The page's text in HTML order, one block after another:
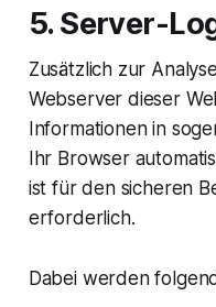
5. Server-
Zusätzlich zur
Webserver dieser
Informationen in
Ihr Browser
ist für den sicheren
erforderlich.
Dabei werden